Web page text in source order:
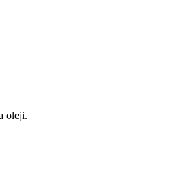
oleji.